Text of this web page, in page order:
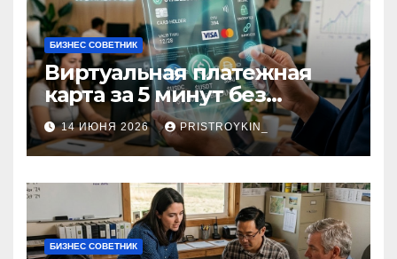
БИЗНЕС СОВЕТНИК
Виртуальная платежная
карта за 5 минут без
верификации и участия
банков с пополнением в
долларовом стейблкоине
14 ИЮНЯ 2026 PRISTROYKIN_
БИЗНЕС СОВЕТНИК